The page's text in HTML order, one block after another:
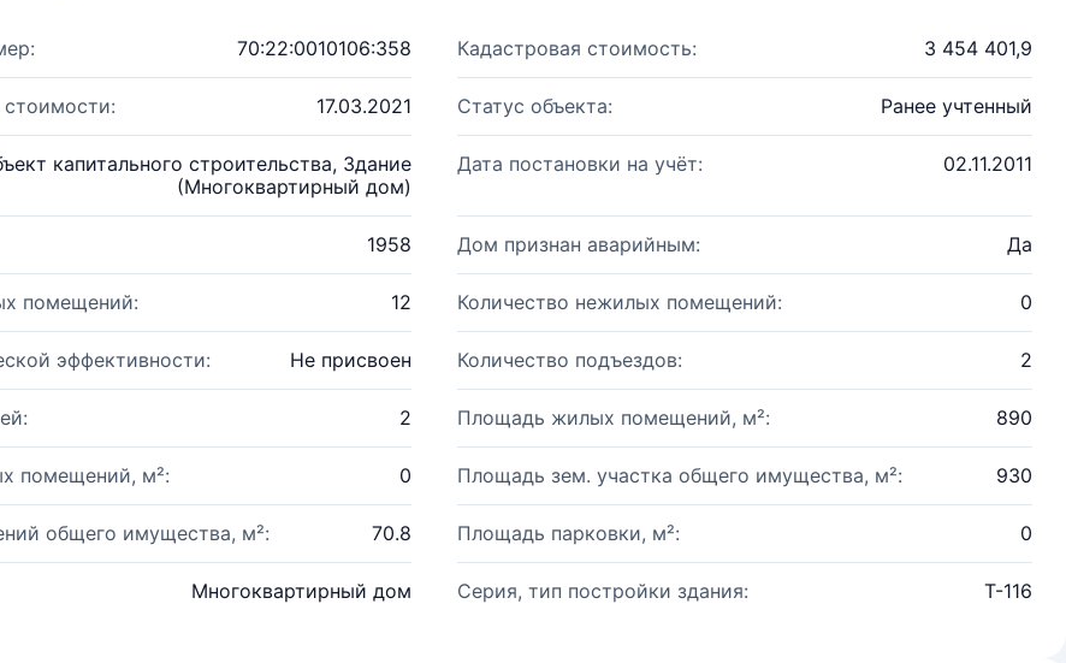
70:22:0010106:358 Кадастровая стоимость: 3 454 401,9
17.03.2021 Статус объекта: Ранее учтенный
капитального строительства, Здание
(Многоквартирный дом)
Дата постановки на учёт: 02.11.2011
1958 Дом признан аварийным: Да
помещений: 12 Количество нежилых помещений: 0
эффективности: Не присвоен Количество подъездов: 2
2 Площадь жилых помещений, м²: 890
помещений, м²: 0 Площадь зем. участка общего имущества, м²: 930
общего имущества, м²: 70.8 Площадь парковки, м²: 0
Многоквартирный дом Серия, тип постройки здания: Т-116